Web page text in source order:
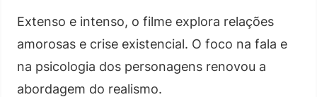
Extenso e intenso, o filme explora relações
amorosas e crise existencial. O foco na fala e
na psicologia dos personagens renovou a
abordagem do realismo.